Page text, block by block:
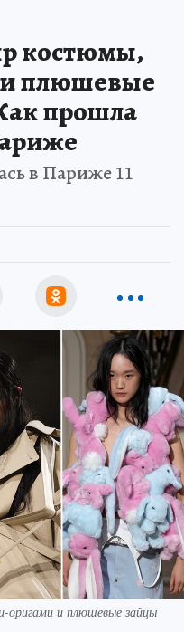
костюмы,
плюшевые
прошла
в Париже 11
и плюшевые зайцы